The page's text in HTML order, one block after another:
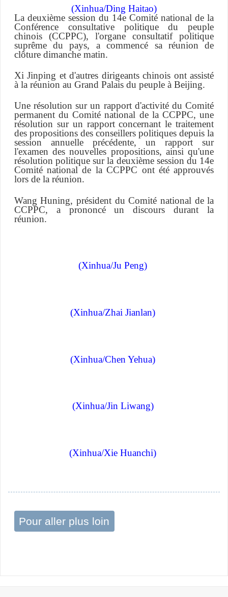
(Xinhua/Ding Haitao)
La deuxième session du 14e Comité national de la
Conférence consultative politique du peuple
chinois (CCPPC), l'organe consultatif politique
suprême du pays, a commencé sa réunion de
clôture dimanche matin.
Xi Jinping et d'autres dirigeants chinois ont assisté
à la réunion au Grand Palais du peuple à Beijing.
Une résolution sur un rapport d'activité du Comité
permanent du Comité national de la CCPPC, une
résolution sur un rapport concernant le traitement
des propositions des conseillers politiques depuis la
session annuelle précédente, un rapport sur
l'examen des nouvelles propositions, ainsi qu'une
résolution politique sur la deuxième session du 14e
Comité national de la CCPPC ont été approuvés
lors de la réunion.
Wang Huning, président du Comité national de la
CCPPC, a prononcé un discours durant la
réunion.
(Xinhua/Ju Peng)
(Xinhua/Zhai Jianlan)
(Xinhua/Chen Yehua)
(Xinhua/Jin Liwang)
(Xinhua/Xie Huanchi)
Pour aller plus loin